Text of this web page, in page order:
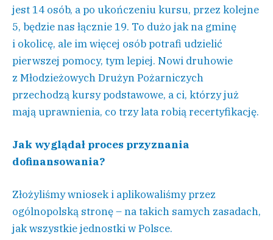
jest 14 osób, a po ukończeniu kursu, przez kolejne
5, będzie nas łącznie 19. To dużo jak na gminę
i okolicę, ale im więcej osób potrafi udzielić
pierwszej pomocy, tym lepiej. Nowi druhowie
z Młodzieżowych Drużyn Pożarniczych
przechodzą kursy podstawowe, a ci, którzy już
mają uprawnienia, co trzy lata robią recertyfikację.
Jak wyglądał proces przyznania
dofinansowania?
Złożyliśmy wniosek i aplikowaliśmy przez
ogólnopolską stronę – na takich samych zasadach,
jak wszystkie jednostki w Polsce.